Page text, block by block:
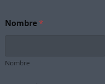
Nombre*
Nombre